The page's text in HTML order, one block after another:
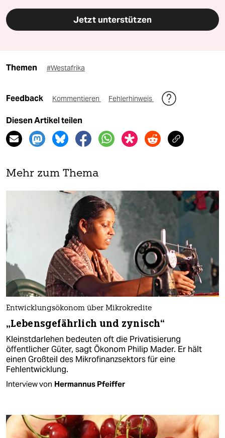
Jetzt unterstützen
Themen #Westafrika
Feedback Kommentieren Fehlerhinweis
Diesen Artikel teilen
Mehr zum Thema
Entwicklungsökonom über Mikrokredite
„Lebensgefährlich und zynisch“
Kleinstdarlehen bedeuten oft die Privatisierung
öffentlicher Güter, sagt Ökonom Philip Mader. Er hält
einen Großteil des Mikrofinanzsektors für eine
Fehlentwicklung.
Interview von Hermannus Pfeiffer